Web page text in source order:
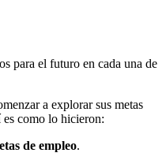
para el futuro en cada una de
a explorar sus metas
es como lo hicieron:
de empleo.